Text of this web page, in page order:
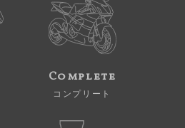
Complete
コンプリート